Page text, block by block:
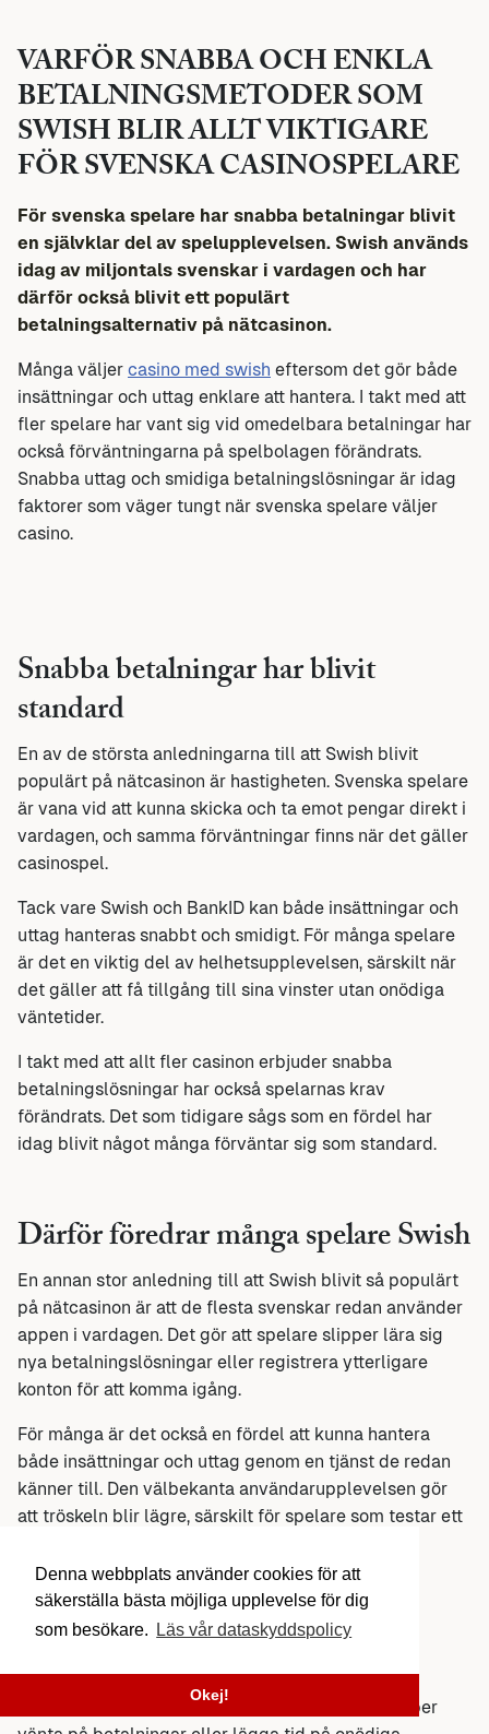
Denna webbplats använder cookies för att
säkerställa bästa möjliga upplevelse för dig
som besökare.
Läs vår dataskyddspolicy
Okej!
VARFÖR SNABBA OCH ENKLA
BETALNINGSMETODER SOM
SWISH BLIR ALLT VIKTIGARE
FÖR SVENSKA CASINOSPELARE
För svenska spelare har snabba betalningar blivit
en självklar del av spelupplevelsen. Swish används
idag av miljontals svenskar i vardagen och har
därför också blivit ett populärt
betalningsalternativ på nätcasinon.
Många väljer casino med swish eftersom det gör både
insättningar och uttag enklare att hantera. I takt med att
fler spelare har vant sig vid omedelbara betalningar har
också förväntningarna på spelbolagen förändrats.
Snabba uttag och smidiga betalningslösningar är idag
faktorer som väger tungt när svenska spelare väljer
casino.
Snabba betalningar har blivit
standard
En av de största anledningarna till att Swish blivit
populärt på nätcasinon är hastigheten. Svenska spelare
är vana vid att kunna skicka och ta emot pengar direkt i
vardagen, och samma förväntningar finns när det gäller
casinospel.
Tack vare Swish och BankID kan både insättningar och
uttag hanteras snabbt och smidigt. För många spelare
är det en viktig del av helhetsupplevelsen, särskilt när
det gäller att få tillgång till sina vinster utan onödiga
väntetider.
I takt med att allt fler casinon erbjuder snabba
betalningslösningar har också spelarnas krav
förändrats. Det som tidigare sågs som en fördel har
idag blivit något många förväntar sig som standard.
Därför föredrar många spelare Swish
En annan stor anledning till att Swish blivit så populärt
på nätcasinon är att de flesta svenskar redan använder
appen i vardagen. Det gör att spelare slipper lära sig
nya betalningslösningar eller registrera ytterligare
konton för att komma igång.
För många är det också en fördel att kunna hantera
både insättningar och uttag genom en tjänst de redan
känner till. Den välbekanta användarupplevelsen gör
att tröskeln blir lägre, särskilt för spelare som testar ett
En bättre helhetsupplevelse
När insättningar och uttag fungerar snabbt blir
spelandet också enklare i praktiken. Spelare slipper